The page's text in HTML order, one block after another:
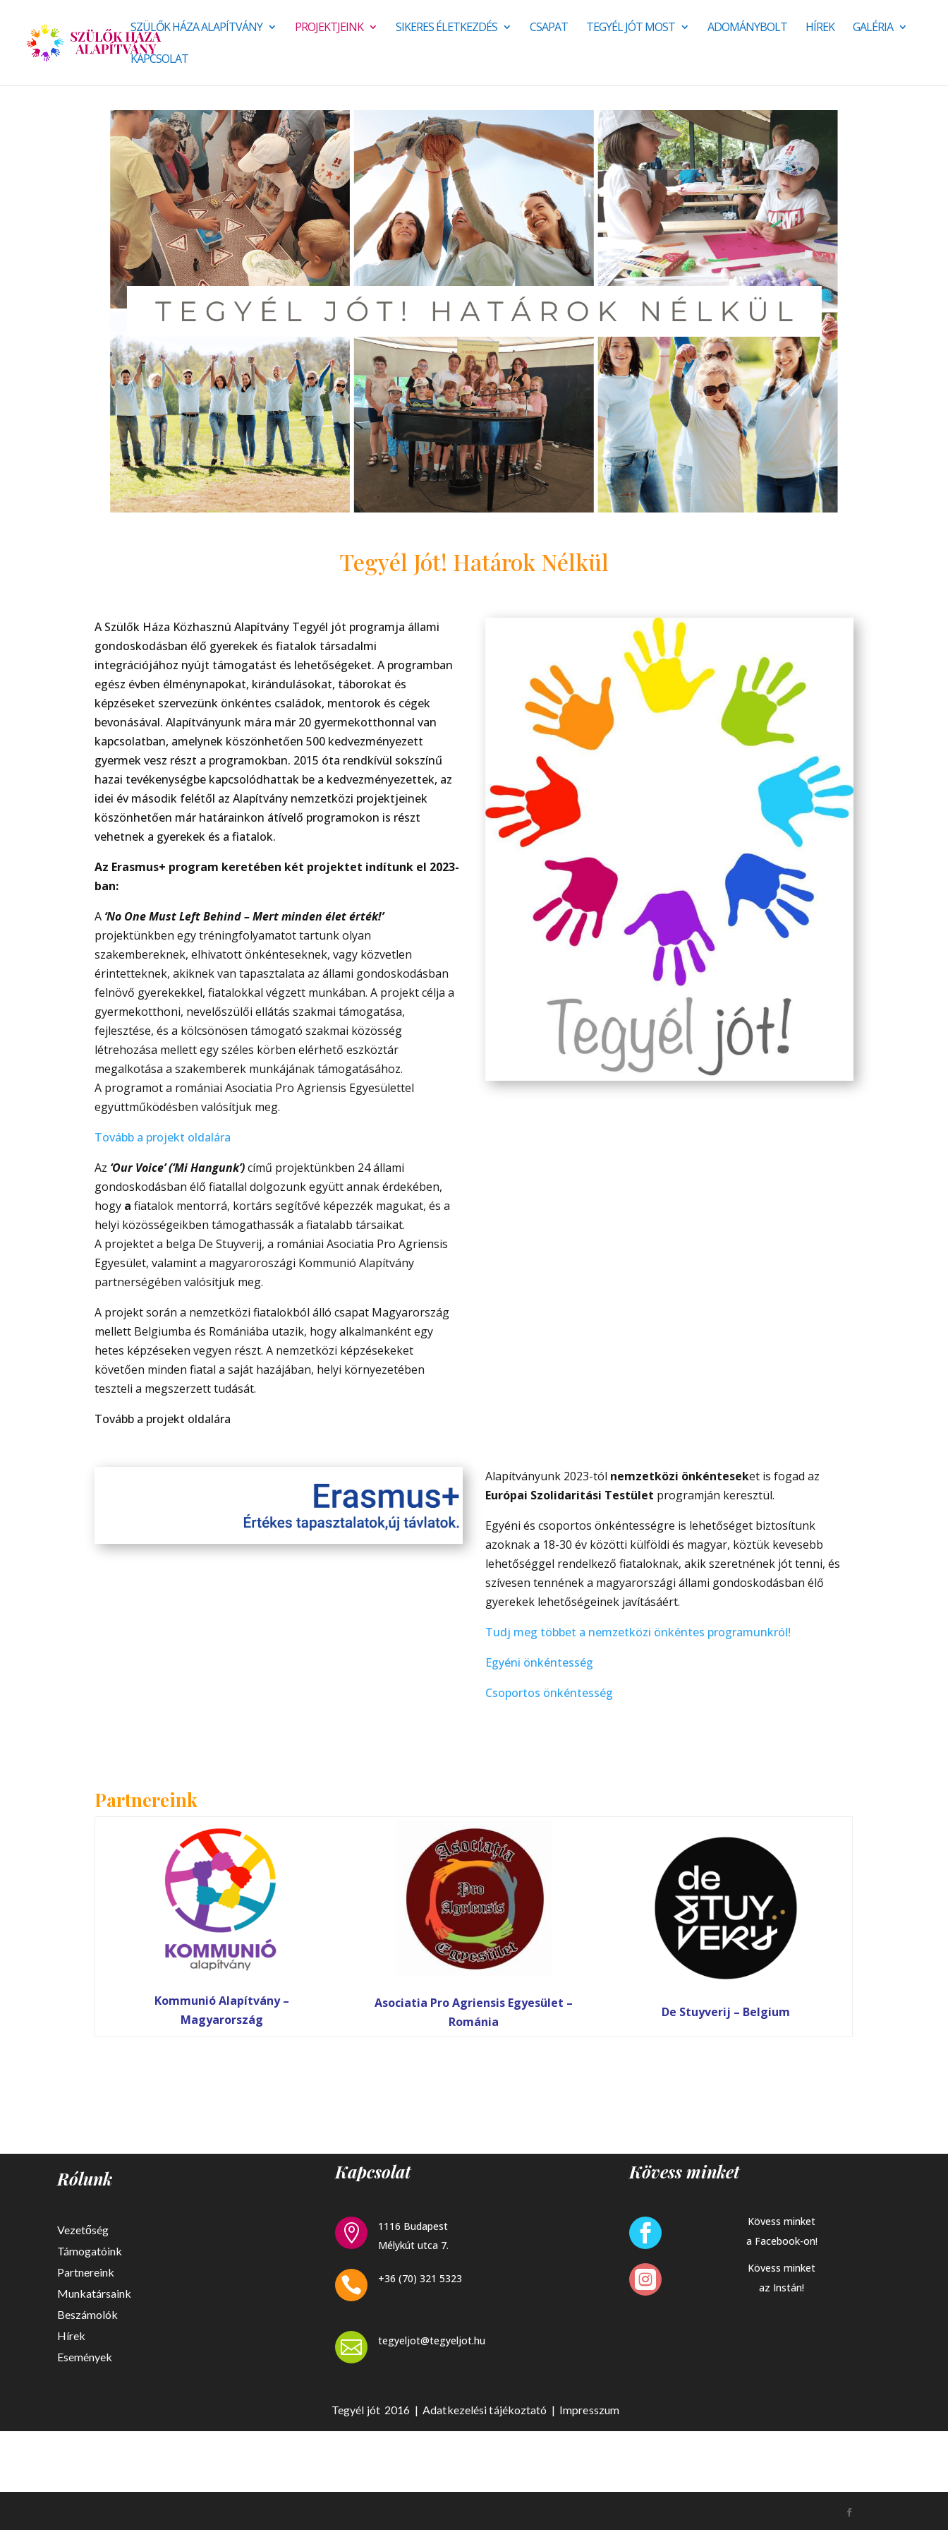
SZÜLŐK HÁZA ALAPÍTVÁNY PROJEKTJEINK SIKERES ÉLETKEZDÉS CSAPAT TEGYÉL JÓT MOST ADOMÁNYBOLT HÍREK GALÉRIA
KAPCSOLAT
Tegyél Jót! Határok Nélkül
A Szülők Háza Közhasznú Alapítvány Tegyél jót programja állami
gondoskodásban élő gyerekek és fiatalok társadalmi
integrációjához nyújt támogatást és lehetőségeket. A programban
egész évben élménynapokat, kirándulásokat, táborokat és
képzéseket szervezünk önkéntes családok, mentorok és cégek
bevonásával. Alapítványunk mára már 20 gyermekotthonnal van
kapcsolatban, amelynek köszönhetően 500 kedvezményezett
gyermek vesz részt a programokban. 2015 óta rendkívül sokszínű
hazai tevékenységbe kapcsolódhattak be a kedvezményezettek, az
idei év második felétől az Alapítvány nemzetközi projektjeinek
köszönhetően már határainkon átívelő programokon is részt
vehetnek a gyerekek és a fiatalok.
Az Erasmus+ program keretében két projektet indítunk el 2023-
ban:
A ‘No One Must Left Behind – Mert minden élet érték!’
projektünkben egy tréningfolyamatot tartunk olyan
szakembereknek, elhivatott önkénteseknek, vagy közvetlen
érintetteknek, akiknek van tapasztalata az állami gondoskodásban
felnövő gyerekekkel, fiatalokkal végzett munkában. A projekt célja a
gyermekotthoni, nevelőszülői ellátás szakmai támogatása,
fejlesztése, és a kölcsönösen támogató szakmai közösség
létrehozása mellett egy széles körben elérhető eszköztár
megalkotása a szakemberek munkájának támogatásához.
A programot a romániai Asociatia Pro Agriensis Egyesülettel
együttműködésben valósítjuk meg.
Tovább a projekt oldalára
Az ‘Our Voice’ (‘Mi Hangunk’)című projektünkben 24 állami
gondoskodásban élő fiatallal dolgozunk együtt annak érdekében,
hogy a fiatalok mentorrá, kortárs segítővé képezzék magukat, és a
helyi közösségeikben támogathassák a fiatalabb társaikat.
A projektet a belga De Stuyverij, a romániai Asociatia Pro Agriensis
Egyesület, valamint a magyaroroszági Kommunió Alapítvány
partnerségében valósítjuk meg.
A projekt során a nemzetközi fiatalokból álló csapat Magyarország
mellett Belgiumba és Romániába utazik, hogy alkalmanként egy
hetes képzéseken vegyen részt. A nemzetközi képzésekeket
követően minden fiatal a saját hazájában, helyi környezetében
teszteli a megszerzett tudását.
Tovább a projekt oldalára
Alapítványunk 2023-tól nemzetközi önkénteseket is fogad az
Európai Szolidaritási Testület programján keresztül.
Egyéni és csoportos önkéntességre is lehetőséget biztosítunk
azoknak a 18-30 év közötti külföldi és magyar, köztük kevesebb
lehetőséggel rendelkező fiataloknak, akik szeretnének jót tenni, és
szívesen tennének a magyarországi állami gondoskodásban élő
gyerekek lehetőségeinek javításáért.
Tudj meg többet a nemzetközi önkéntes programunkról!
Egyéni önkéntesség
Csoportos önkéntesség
Partnereink
Kommunió Alapítvány –
Magyarország
Asociatia Pro Agriensis Egyesület –
Románia
De Stuyverij – Belgium
Rólunk
Vezetőség
Támogatóink
Partnereink
Munkatársaink
Beszámolók
Hírek
Események
Kapcsolat

1116 Budapest
Mélykút utca 7.
 +36 (70) 321 5323
 tegyeljot@tegyeljot.hu
Kövess minket

Kövess minket
a Facebook-on!

Kövess minket
az Instán!
Tegyél jót 2016 | Adatkezelési tájékoztató | Impresszum